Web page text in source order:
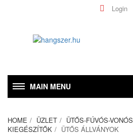
Login
MAIN MENU
HOME ÜZLET ÜTŐS-FÚVÓS-VONÓS
KIEGÉSZÍTŐK
ÜTŐS ÁLLVÁNYOK